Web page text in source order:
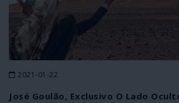
2021-01-22
José Goulão, Exclusivo O Lado